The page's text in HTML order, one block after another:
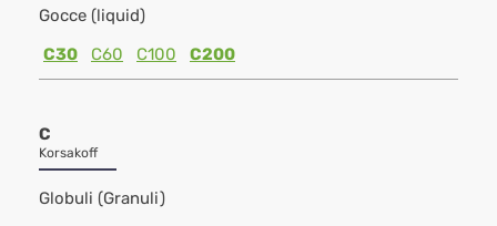
Gocce (liquid)
C30
C60 C100 C200
C
Korsakoff
Globuli (Granuli)